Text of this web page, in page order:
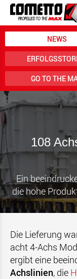
NEWS
GO TO THE
108
Ein
die hohe
Die Lieferung
acht 4-Achs
ergibt eine
Achslinien, die